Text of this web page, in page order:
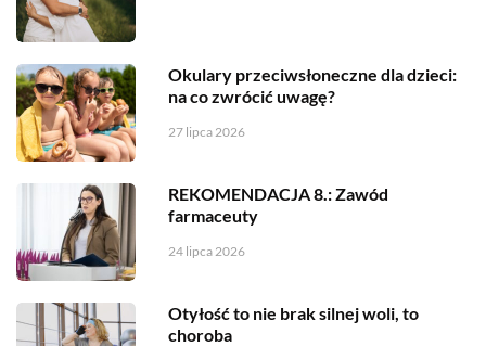
Okulary przeciwsłoneczne dla dzieci:
na co zwrócić uwagę?
27 lipca 2026
REKOMENDACJA 8.: Zawód
farmaceuty
24 lipca 2026
Otyłość to nie brak silnej woli, to
choroba